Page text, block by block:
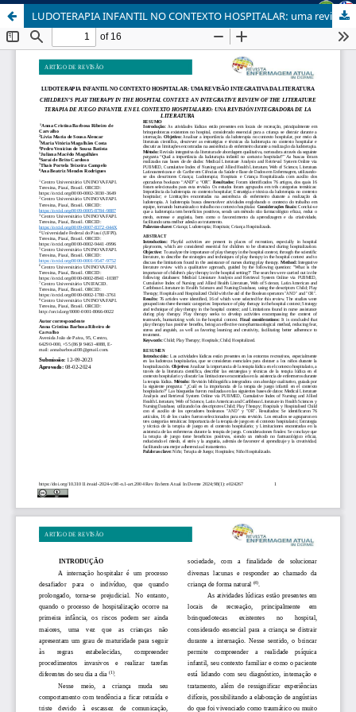
LUDOTERAPIA INFANTIL NO CONTEXTO HOSPITALAR: uma revisão integrativa da literatura